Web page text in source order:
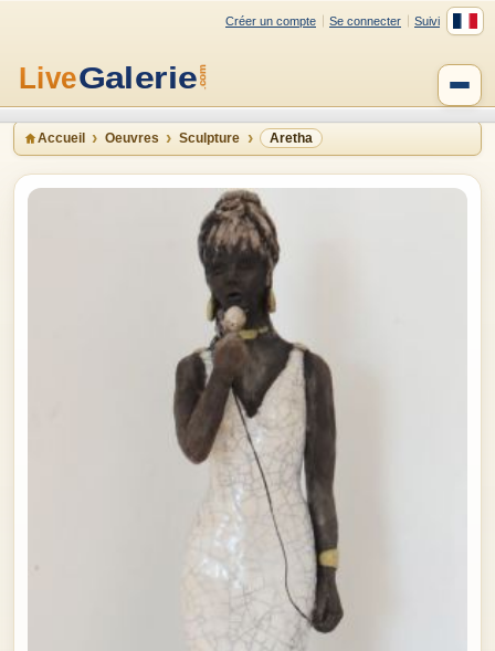
Créer un compte Se connecter Suivi
Accueil Oeuvres Sculpture Aretha